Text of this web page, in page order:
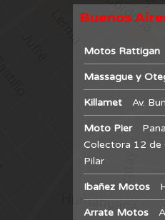
Buenos
Motos Rattigan
Massague y
Killamet Av.
Moto Pier
Colectora 12 de
Pilar
Ibañez Motos
Arrate Motos